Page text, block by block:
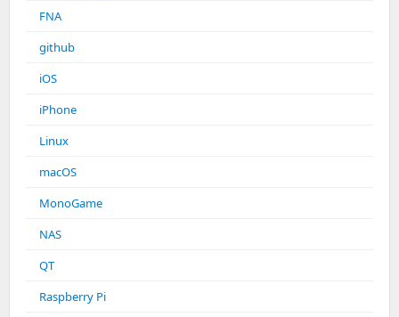
FNA
github
iOS
iPhone
Linux
macOS
MonoGame
NAS
QT
Raspberry Pi